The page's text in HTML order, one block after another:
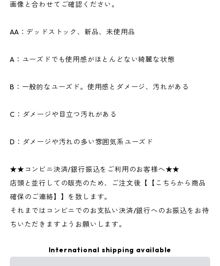
画像と合わせてご確認ください。
AA：デッドストック、新品、未使用品
A：ユーズドでも使用感がほとんどない綺麗な状態
B：一般的なユーズド。使用感とダメージ、汚れがある
C：ダメージや目立つ汚れがある
D：ダメージや汚れの多い雰囲気系ユーズド
★★コンビニ決済/銀行振込をご利用のお客様へ★★
店頭と並行しての販売のため、ご注文後【【こちらから商品
確保のご連絡】】を致します。
それまではコンビニでのお支払い決済/銀行へのお振込をお待
ちいただきますようお願いします。
International shipping available